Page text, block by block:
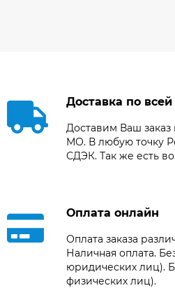
Доставка по
Доставим Ваш
МО. В любую точку
СДЭК. Так же есть
Оплата онлайн
Оплата заказа
Наличная оплата.
юридических лиц).
физических лиц).